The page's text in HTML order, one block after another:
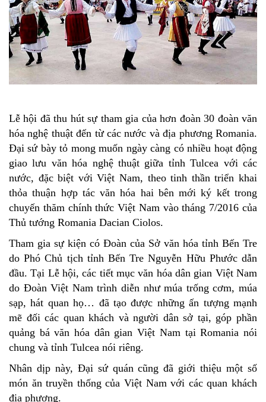
Lễ hội đã thu hút sự tham gia của hơn đoàn 30 đoàn văn
hóa nghệ thuật đến từ các nước và địa phương Romania.
Đại sứ bày tỏ mong muốn ngày càng có nhiều hoạt động
giao lưu văn hóa nghệ thuật giữa tỉnh Tulcea với các
nước, đặc biệt với Việt Nam, theo tinh thần triển khai
thỏa thuận hợp tác văn hóa hai bên mới ký kết trong
chuyến thăm chính thức Việt Nam vào tháng 7/2016 của
Thủ tướng Romania Dacian Ciolos.
Tham gia sự kiện có Đoàn của Sở văn hóa tỉnh Bến Tre
do Phó Chủ tịch tỉnh Bến Tre Nguyễn Hữu Phước dẫn
đầu. Tại Lễ hội, các tiết mục văn hóa dân gian Việt Nam
do Đoàn Việt Nam trình diễn như múa trống cơm, múa
sạp, hát quan họ… đã tạo được những ấn tượng mạnh
mẽ đối các quan khách và người dân sở tại, góp phần
quảng bá văn hóa dân gian Việt Nam tại Romania nói
chung và tỉnh Tulcea nói riêng.
Nhân dịp này, Đại sứ quán cũng đã giới thiệu một số
món ăn truyền thống của Việt Nam với các quan khách
địa phương.